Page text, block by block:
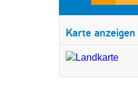
Karte anzeigen